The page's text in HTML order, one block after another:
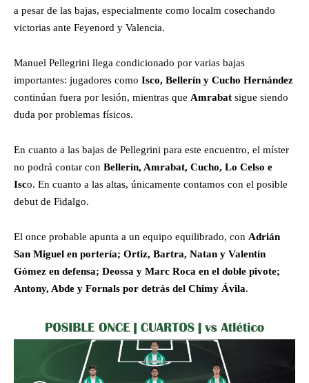
a pesar de las bajas, especialmente como localm cosechando
victorias ante Feyenord y Valencia.
Manuel Pellegrini llega condicionado por varias bajas
importantes: jugadores como Isco, Bellerín y Cucho Hernández
continúan fuera por lesión, mientras que Amrabat sigue siendo
duda por problemas físicos.
En cuanto a las bajas de Pellegrini para este encuentro, el míster
no podrá contar con Bellerín, Amrabat, Cucho, Lo Celso e
Isco. En cuanto a las altas, únicamente contamos con el posible
debut de Fidalgo.
El once probable apunta a un equipo equilibrado, con Adrián
San Miguel en portería; Ortiz, Bartra, Natan y Valentín
Gómez en defensa; Deossa y Marc Roca en el doble pivote;
Antony, Abde y Fornals por detrás del Chimy Ávila.